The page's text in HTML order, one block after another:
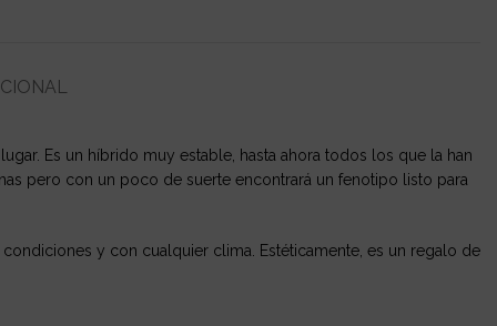
Es un híbrido muy estable, hasta ahora todos los que la han
pero con un poco de suerte encontrará un fenotipo listo para
y con cualquier clima. Estéticamente, es un regalo de